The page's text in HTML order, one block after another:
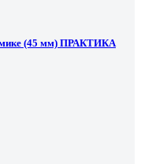
(45 мм) ПРАКТИКА